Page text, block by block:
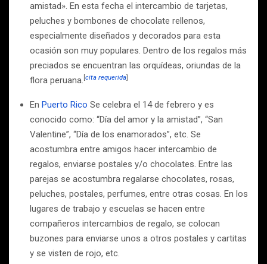
amistad». En esta fecha el intercambio de tarjetas,
peluches y bombones de chocolate rellenos,
especialmente diseñados y decorados para esta
ocasión son muy populares. Dentro de los regalos más
preciados se encuentran las orquídeas, oriundas de la
flora peruana. cita requerida
En Puerto Rico Se celebra el 14 de febrero y es
conocido como: “Día del amor y la amistad”, “San
Valentine”, “Día de los enamorados”, etc. Se
acostumbra entre amigos hacer intercambio de
regalos, enviarse postales y/o chocolates. Entre las
parejas se acostumbra regalarse chocolates, rosas,
peluches, postales, perfumes, entre otras cosas. En los
lugares de trabajo y escuelas se hacen entre
compañeros intercambios de regalo, se colocan
buzones para enviarse unos a otros postales y cartitas
y se visten de rojo, etc.